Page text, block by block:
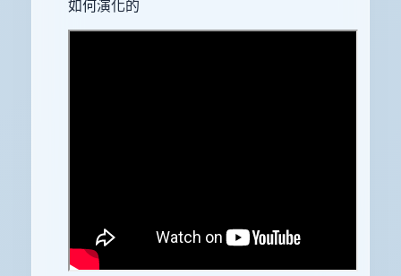
如何演化的